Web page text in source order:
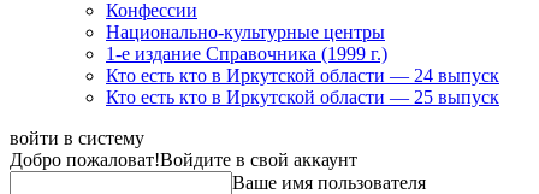
Конфессии
Национально-культурные центры
1-е издание Справочника (1999 г.)
Кто есть кто в Иркутской области — 24 выпуск
Кто есть кто в Иркутской области — 25 выпуск
войти в систему
Добро пожаловат!Войдите в свой аккаунт
Ваше имя пользователя